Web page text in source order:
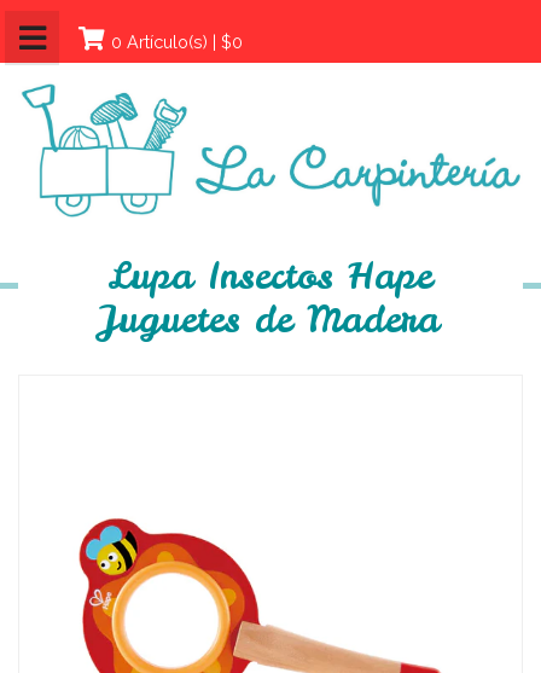
0 Artículo(s) | $0
Lupa Insectos Hape
Juguetes de Madera